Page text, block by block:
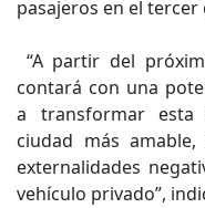
pasajeros en el tercer
“A partir del
contará con una
a transformar esta
ciudad más
externalidades
vehículo privado”,